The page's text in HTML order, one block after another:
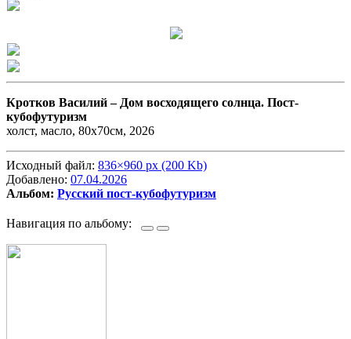
Кротков Василий – Дом восходящего солнца. Пост-
кубофутуризм
холст, масло, 80х70см, 2026
Исходный файл: 836×960 px (200 Kb)
Добавлено: 07.04.2026
Альбом: Русский пост-кубофутуризм
Навигация по альбому: